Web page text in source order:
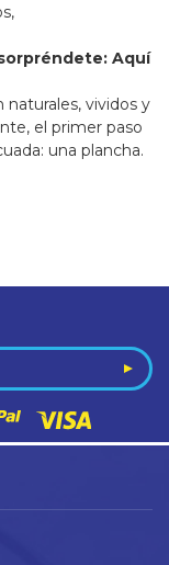
Aquí
naturales, vividos y
el primer paso
una plancha.